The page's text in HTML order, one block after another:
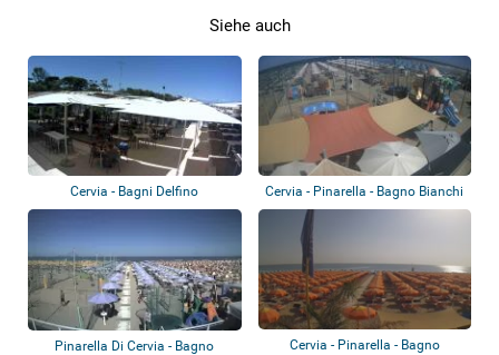
Siehe auch
Cervia - Bagni Delfino Cervia - Pinarella - Bagno Bianchi
Pinarella Di Cervia - Bagno
Cervia - Pinarella - Bagno